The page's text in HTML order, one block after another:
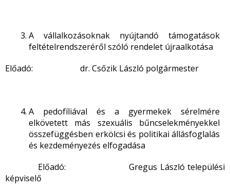
A vállalkozásoknak nyújtandó támogatások
feltételrendszeréről szóló rendelet újraalkotása
Előadó: dr. Csőzik László polgármester
A pedofíliával és a gyermekek sérelmére
elkövetett más szexuális bűncselekményekkel
összefüggésben erkölcsi és politikai állásfoglalás
és kezdeményezés elfogadása
Előadó: Gregus László települési
képviselő